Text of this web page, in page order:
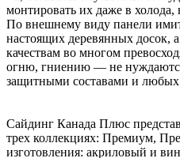
монтировать их даже в холода,
По внешнему виду панели
настоящих деревянных досок,
качествам во многом
огню, гниению — не
защитными составами и
Сайдинг Канада Плюс
трех коллекциях: Премиум,
изготовления: акриловый и